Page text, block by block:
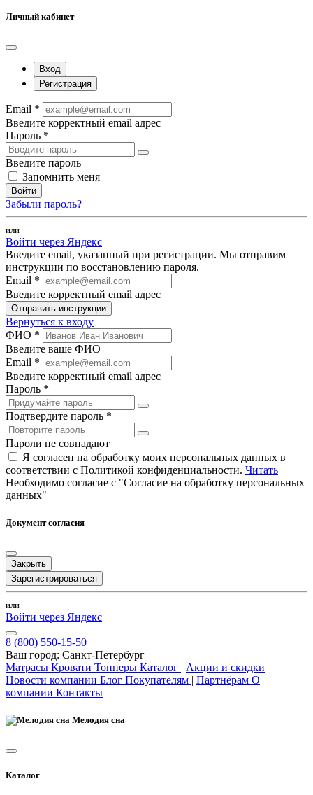
Личный кабинет
Вход
Регистрация
Email *
Введите корректный email адрес
Пароль *
Введите пароль
Запомнить меня
Войти
Забыли пароль?
или
Войти через Яндекс
Введите email, указанный при регистрации. Мы отправим
инструкции по восстановлению пароля.
Email *
Введите корректный email адрес
Отправить инструкции
Вернуться к входу
ФИО *
Введите ваше ФИО
Email *
Введите корректный email адрес
Пароль *
Подтвердите пароль *
Пароли не совпадают
Я согласен на обработку моих персональных данных в
соответствии с Политикой конфиденциальности. Читать
Необходимо согласие с "Согласие на обработку персональных
данных"
Документ согласия
Закрыть
Зарегистрироваться
или
Войти через Яндекс
8 (800) 550-15-50
Ваш город: Санкт-Петербург
Матрасы Кровати Топперы Каталог | Акции и скидки
Новости компании Блог Покупателям | Партнёрам О
компании Контакты
Мелодия сна
Каталог